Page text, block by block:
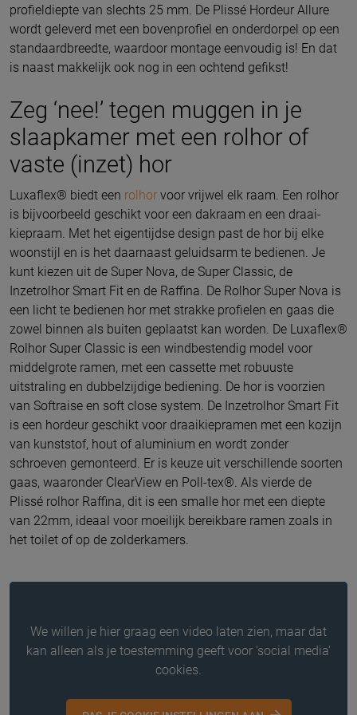
profieldiepte van slechts 25 mm. De Plissé Hordeur Allure
wordt geleverd met een bovenprofiel en onderdorpel op een
standaardbreedte, waardoor montage eenvoudig is! En dat
is naast makkelijk ook nog in een ochtend gefikst!
Zeg ‘nee!’ tegen muggen in je
slaapkamer met een rolhor of
vaste (inzet) hor
Luxaflex® biedt een rolhor voor vrijwel elk raam. Een rolhor
is bijvoorbeeld geschikt voor een dakraam en een draai-
kiepraam. Met het eigentijdse design past de hor bij elke
woonstijl en is het daarnaast geluidsarm te bedienen. Je
kunt kiezen uit de Super Nova, de Super Classic, de
Inzetrolhor Smart Fit en de Raffina. De Rolhor Super Nova is
een licht te bedienen hor met strakke profielen en gaas die
zowel binnen als buiten geplaatst kan worden. De Luxaflex®
Rolhor Super Classic is een windbestendig model voor
middelgrote ramen, met een cassette met robuuste
uitstraling en dubbelzijdige bediening. De hor is voorzien
van Softraise en soft close system. De Inzetrolhor Smart Fit
is een hordeur geschikt voor draaikiepramen met een kozijn
van kunststof, hout of aluminium en wordt zonder
schroeven gemonteerd. Er is keuze uit verschillende soorten
gaas, waaronder ClearView en Poll-tex®. Als vierde de
Plissé rolhor Raffina, dit is een smalle hor met een diepte
van 22mm, ideaal voor moeilijk bereikbare ramen zoals in
het toilet of op de zolderkamers.
We willen je hier graag een video laten zien, maar dat
kan alleen als je toestemming geeft voor 'social media'
cookies.